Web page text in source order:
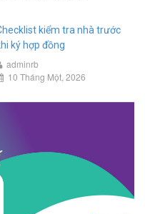
kiểm tra nhà trước
ký hợp đồng
adminrb
10 Tháng Một, 2026